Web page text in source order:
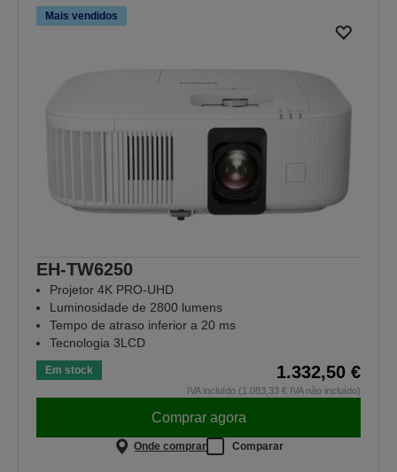
Mais vendidos
EH-TW6250
Projetor 4K PRO-UHD
Luminosidade de 2800 lumens
Tempo de atraso inferior a 20 ms
Tecnologia 3LCD
Em stock 1.332,50 €
IVA incluído (1.083,33 € IVA não incluído)
Comprar agora
Onde comprar Comparar